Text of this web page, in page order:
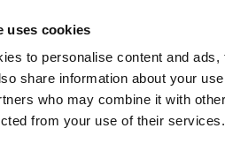
uses cookies
to personalise content and
share information about your
who may combine it with
from your use of their services.
Beklædning / Sikkerhed
Faciliteter / Forrum
Hund / Kat